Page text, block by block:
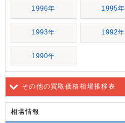
1996年 1995年
1993年 1992年
1990年
その他の買取価格相場推移表
相場情報